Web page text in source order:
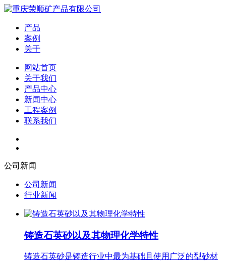
产品
案例
关于
网站首页
关于我们
产品中心
新闻中心
工程案例
联系我们
公司新闻
公司新闻
行业新闻
铸造石英砂以及其物理化学特性
铸造石英砂是铸造行业中最为基础且使用广泛的型砂材